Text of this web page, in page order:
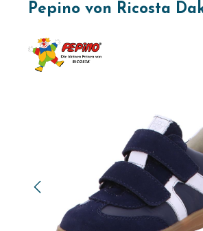
Pepino von Ricosta